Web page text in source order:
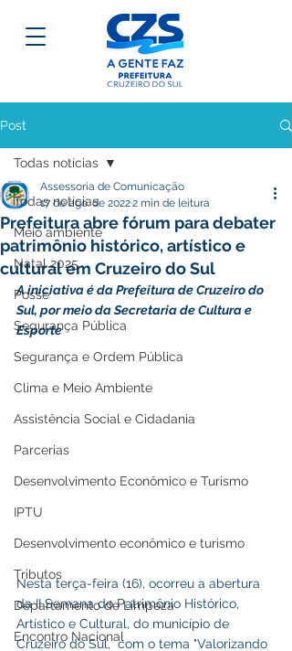
Post
Todas notícias
Meio ambiente
Natal 2025
Posse
Segurança Pública
Segurança e Ordem Pública
Clima e Meio Ambiente
Assistência Social e Cidadania
Parcerias
Desenvolvimento Econômico e Turismo
IPTU
Desenvolvimento econômico e turismo
Tributos
Departamento de Limpeza
Encontro Nacional
Todas notícias
Prefeitura abre fórum para debater
patrimônio histórico, artístico e
cultural em Cruzeiro do Sul
Assessoria de Comunicação
17 de ago. de 20222 min de leitura
A iniciativa é da Prefeitura de Cruzeiro do
Sul, por meio da Secretaria de Cultura e
Esporte
Nesta terça-feira (16), ocorreu a abertura
da II Semana do Patrimônio Histórico,
Artístico e Cultural, do município de
Cruzeiro do Sul,  com o tema "Valorizando